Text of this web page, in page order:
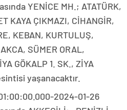
YENİCE MH.; ATATÜRK,
KAYA ÇIKMAZI, CİHANGİR,
KEBAN, KURTULUŞ,
SÜMER ORAL,
GÖKALP 1. SK., ZİYA
yaşanacaktır.
2024-01-26